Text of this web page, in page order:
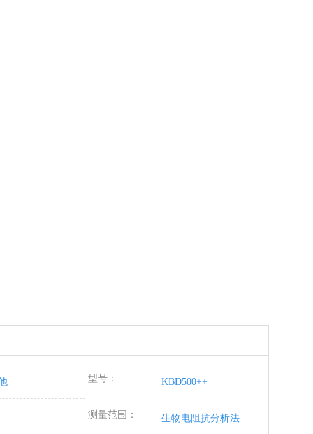
型号： KBD500++
测量范围： 生物电阻抗分析法